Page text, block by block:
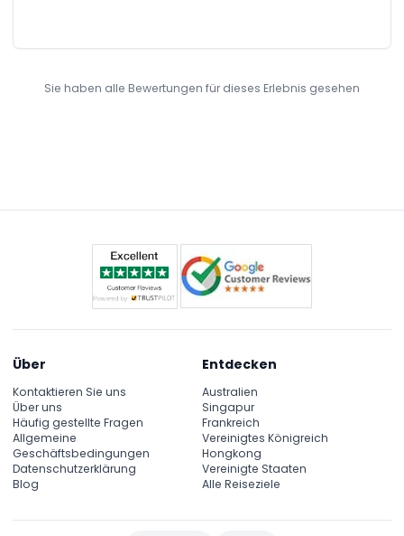
Sie haben alle Bewertungen für dieses Erlebnis gesehen
Über
Kontaktieren Sie uns
Über uns
Häufig gestellte Fragen
Allgemeine
Geschäftsbedingungen
Datenschutzerklärung
Blog
Entdecken
Australien
Singapur
Frankreich
Vereinigtes Königreich
Hongkong
Vereinigte Staaten
Alle Reiseziele